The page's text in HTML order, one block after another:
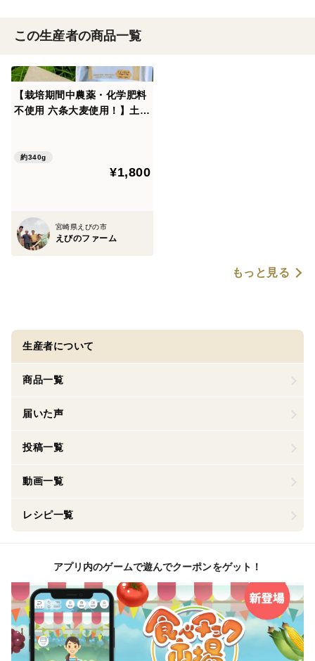
この生産者の商品一覧
【栽培期間中農薬・化学肥料
不使用 六条大麦使用！】土を
し対応 ノンカフェイン
約340g
¥1,800
宮崎県えびの市
えびのファーム
もっと見る
生産者について
商品一覧
届いた声
投稿一覧
動画一覧
レシピ一覧
アプリ内のゲームで遊んでクーポンをゲット！